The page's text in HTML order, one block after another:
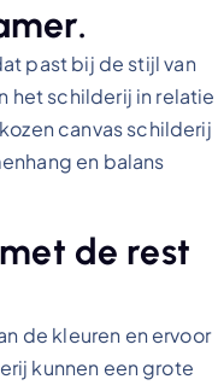
past bij de stijl van
het schilderij in relatie
canvas schilderij
en balans
de rest
de kleuren en ervoor
kunnen een grote